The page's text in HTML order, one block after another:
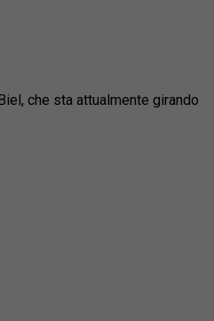
che sta attualmente girando